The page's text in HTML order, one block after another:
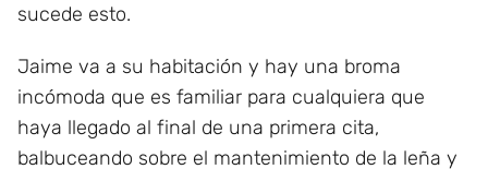
sucede esto.
Jaime va a su habitación y hay una broma
incómoda que es familiar para cualquiera que
haya llegado al final de una primera cita,
balbuceando sobre el mantenimiento de la leña y